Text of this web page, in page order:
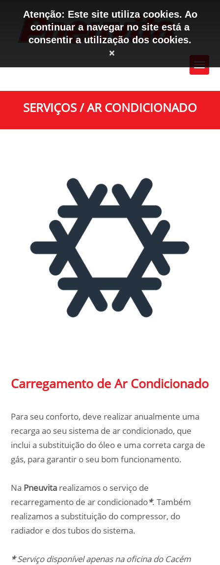
SERVIÇOS / AR CONDICIONADO
Carregamento de Ar Condicionado
Para seu conforto, deve realizar anualmente uma
recarga ao seu sistema de ar condicionado, que
inclui a substituição do óleo e uma correta carga de
gás, para garantir o seu bom funcionamento.
Na Pneuvita realizamos o serviço de
recarregamento de ar condicionado*. Também
realizamos a substituição do compressor, do
radiador e dos tubos do sistema.
*Serviço disponível apenas na oficina do Cacém
Atenção: Este site utiliza cookies. Ao
continuar a navegar no site está a
consentir a utilização dos cookies.
×